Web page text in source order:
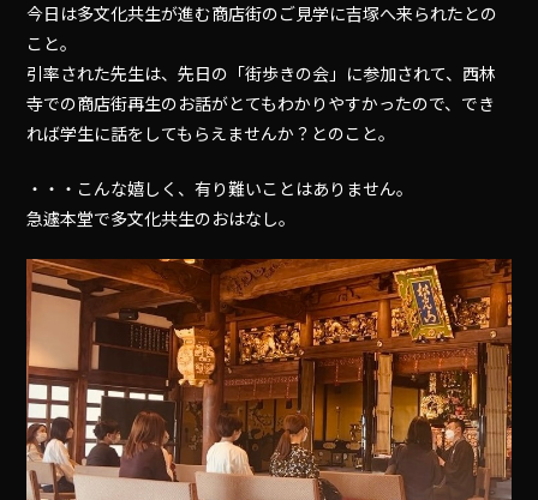
今日は多文化共生が進む商店街のご見学に吉塚へ来られたとの
こと。
引率された先生は、先日の「街歩きの会」に参加されて、西林
寺での商店街再生のお話がとてもわかりやすかったので、でき
れば学生に話をしてもらえませんか？とのこと。
・・・こんな嬉しく、有り難いことはありません。
急遽本堂で多文化共生のおはなし。